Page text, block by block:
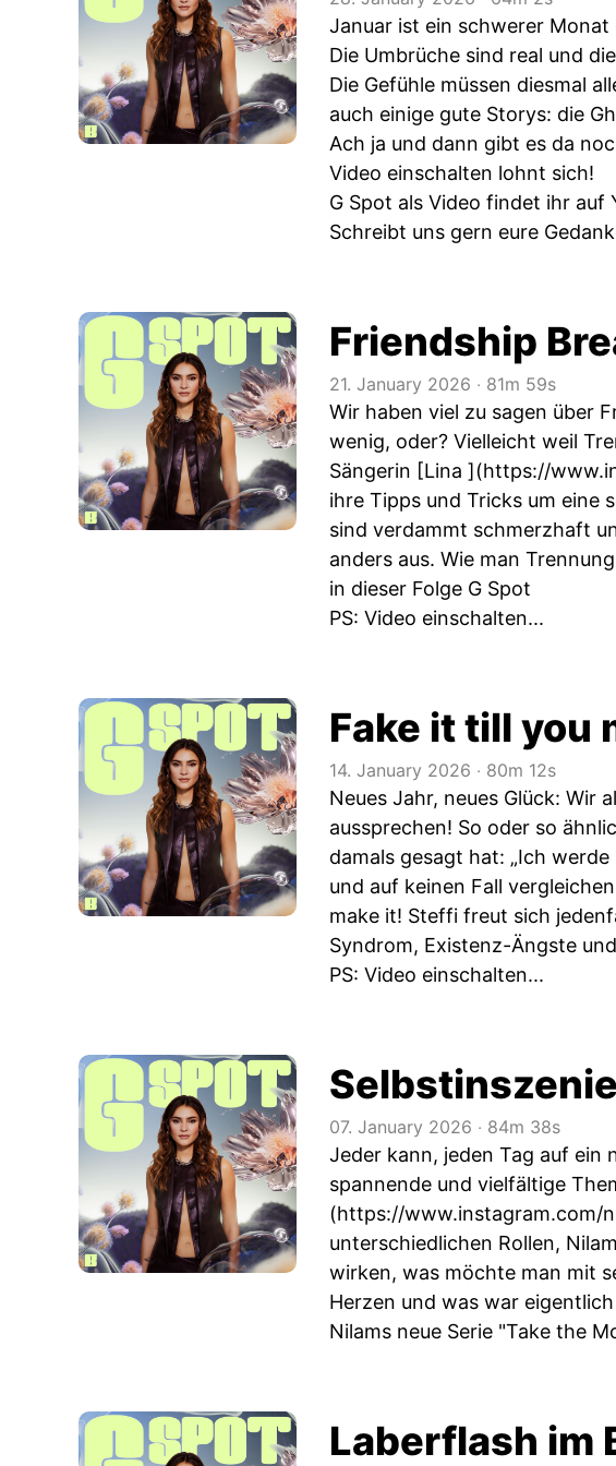
Januar ist ein schwerer
Die Umbrüche sind real und
Die Gefühle müssen diesmal
auch einige gute Storys: die
Ach ja und dann gibt es da
Video einschalten lohnt sich!
G Spot als Video findet ihr auf
Schreibt uns gern eure
Friendship
21. January 2026 ‧ 81m 59s
Wir haben viel zu sagen über
wenig, oder? Vielleicht weil
Sängerin [Lina ](https://
ihre Tipps und Tricks um eine
sind verdammt schmerzhaft
anders aus. Wie man
in dieser Folge G Spot
PS: Video einschalten...
Fake it till you
14. January 2026 ‧ 80m 12s
Neues Jahr, neues Glück: Wir
aussprechen! So oder so
damals gesagt hat: „Ich
und auf keinen Fall
make it! Steffi freut sich
Syndrom, Existenz-Ängste
PS: Video einschalten...
07. January 2026 ‧ 84m 38s
Jeder kann, jeden Tag auf ein
spannende und vielfältige
(https://www.instagram.com/
unterschiedlichen Rollen,
wirken, was möchte man mit
Herzen und was war
Nilams neue Serie "Take the
Laberflash im